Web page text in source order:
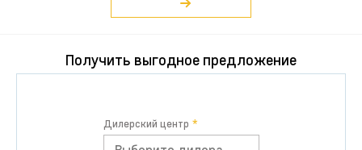
Получить выгодное предложение
Дилерский центр